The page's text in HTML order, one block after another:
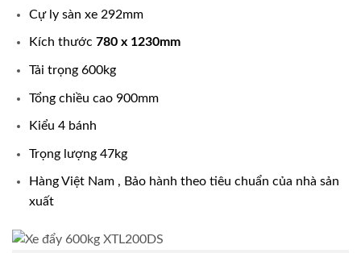
Cự ly sàn xe 292mm
Kích thước 780 x 1230mm
Tải trọng 600kg
Tổng chiều cao 900mm
Kiểu 4 bánh
Trọng lượng 47kg
Hàng Việt Nam , Bảo hành theo tiêu chuẩn của nhà sản
xuất